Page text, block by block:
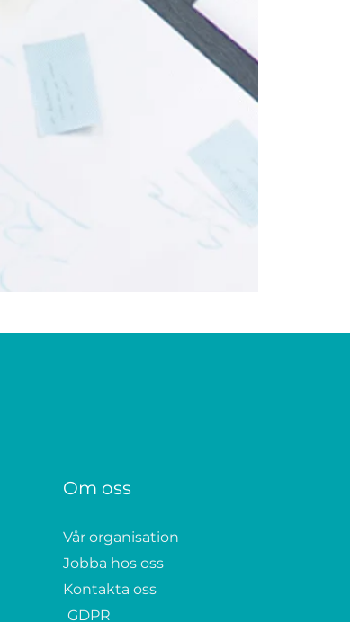
Om oss
Vår organisation
Jobba hos oss
Kontakta oss
GDPR